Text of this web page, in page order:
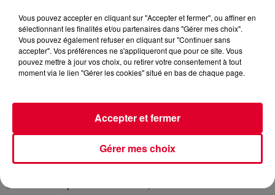
ou
un univers futuriste qui semble tant plaire à Alan
Si vous faites partie des Walkers, comme il aime bien
Vous pouvez accepter en cliquant sur "Accepter et fermer", ou affiner en
sélectionnant les finalités et/ou partenaires dans "Gérer mes choix".
Vous pouvez également refuser en cliquant sur "Continuer sans
accepter". Vos préférences ne s'appliqueront que pour ce site. Vous
pouvez mettre à jour vos choix, ou retirer votre consentement à tout
moment via le lien "Gérer les cookies" situé en bas de chaque page.
Gérer mes choix
Accepter et fermer